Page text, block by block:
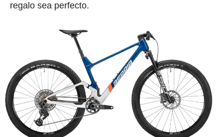
regalo sea perfecto.